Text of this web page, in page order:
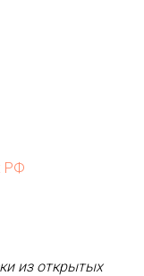
РФ
из открытых